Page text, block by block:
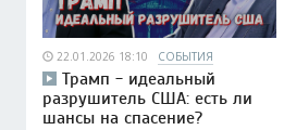
22.01.2026 18:10 СОБЫТИЯ
Трамп - идеальный
разрушитель США: есть ли
шансы на спасение?